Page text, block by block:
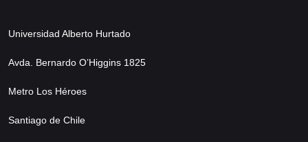
Universidad Alberto Hurtado
Avda. Bernardo O’Higgins 1825
Metro Los Héroes
Santiago de Chile